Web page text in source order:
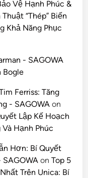
Vệ Hạnh Phúc &
“Thép” Biến
Khả Năng Phục
- SAGOWA
Bogle
Ferriss: Tăng
- SAGOWA on
Lập Kế Hoạch
Hạnh Phúc
Hơn: Bí Quyết
SAGOWA onTop 5
Trên Unica: Bí